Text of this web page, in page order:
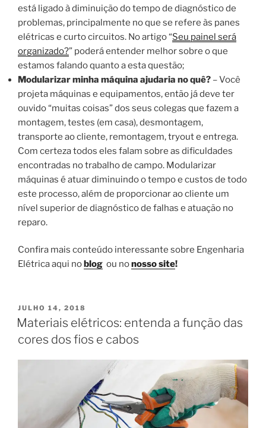
está ligado à diminuição do tempo de diagnóstico de
problemas, principalmente no que se refere às panes
elétricas e curto circuitos. No artigo “Seu painel será
organizado?” poderá entender melhor sobre o que
estamos falando quanto a esta questão;
Modularizar minha máquina ajudaria no quê? – Você
projeta máquinas e equipamentos, então já deve ter
ouvido “muitas coisas” dos seus colegas que fazem a
montagem, testes (em casa), desmontagem,
transporte ao cliente, remontagem, tryout e entrega.
Com certeza todos eles falam sobre as dificuldades
encontradas no trabalho de campo. Modularizar
máquinas é atuar diminuindo o tempo e custos de todo
este processo, além de proporcionar ao cliente um
nível superior de diagnóstico de falhas e atuação no
reparo.
Confira mais conteúdo interessante sobre Engenharia
Elétrica aqui noblog ou nonosso site!
PUBLICADO
EM
JULHO 14, 2018
Materiais elétricos: entenda a função das
cores dos fios e cabos